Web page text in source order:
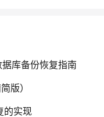
库备份恢复指南
版）
的实现